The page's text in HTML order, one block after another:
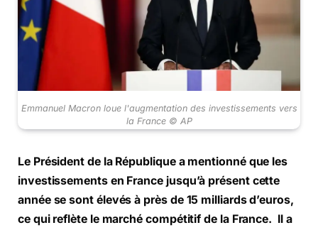
Emmanuel Macron loue l'augmentation des investissements vers
la France © AP
Le Président de la République a mentionné que les
investissements en France jusqu’à présent cette
année se sont élevés à près de 15 milliards d’euros,
ce qui reflète le marché compétitif de la France. Il a